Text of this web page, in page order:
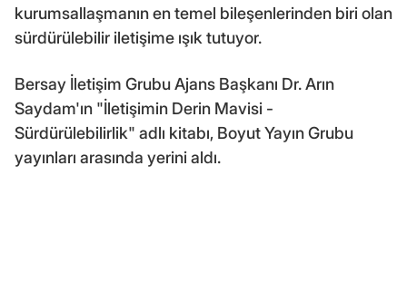
kurumsallaşmanın en temel bileşenlerinden biri olan
sürdürülebilir iletişime ışık tutuyor.
Bersay İletişim Grubu Ajans Başkanı Dr. Arın
Saydam'ın "İletişimin Derin Mavisi -
Sürdürülebilirlik" adlı kitabı, Boyut Yayın Grubu
yayınları arasında yerini aldı.